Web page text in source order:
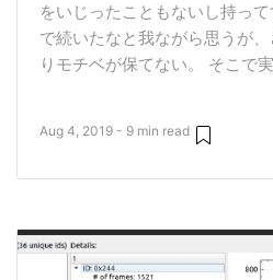
をいじったこともないし持っ
で続いたなと我ながら思うが
りモチベが保てない。 そこで
Aug 4, 2019 - 9 min read